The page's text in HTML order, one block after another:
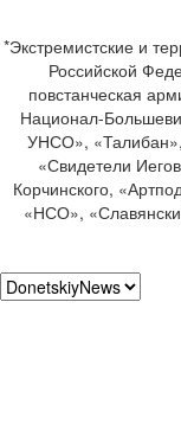
*Экстремистские и
Российской
повстанческая
Национал-
УНСО»,
«Свидетели
Корчинского,
«НСО»,